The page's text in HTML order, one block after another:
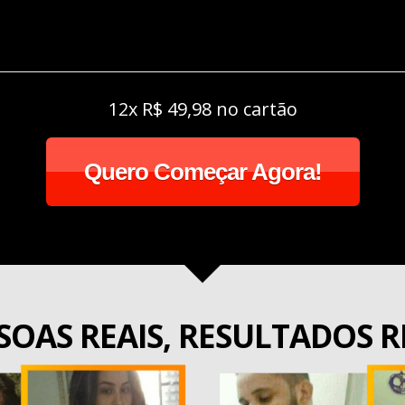
12x R$ 49,98 no cartão
Quero Começar Agora!
REAIS, RESULTADOS